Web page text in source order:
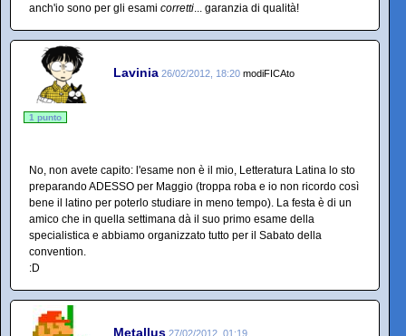
anch'io sono per gli esami corretti... garanzia di qualità!
Lavinia 26/02/2012, 18:20 modiFICAto
1 punto
No, non avete capito: l'esame non è il mio, Letteratura Latina lo sto
preparando ADESSO per Maggio (troppa roba e io non ricordo così
bene il latino per poterlo studiare in meno tempo). La festa è di un
amico che in quella settimana dà il suo primo esame della
specialistica e abbiamo organizzato tutto per il Sabato della
convention.
:D
Metallus 27/02/2012, 01:19